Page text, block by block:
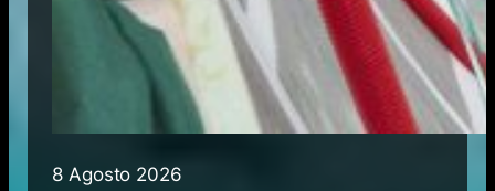
8 Agosto 2026